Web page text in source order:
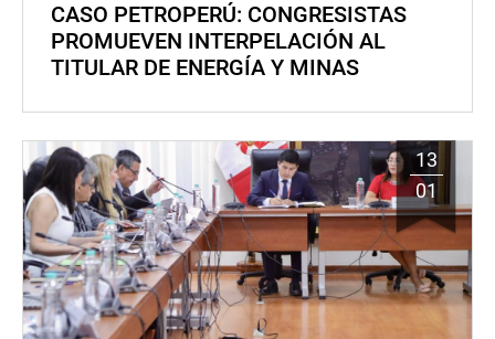
CASO PETROPERÚ: CONGRESISTAS
PROMUEVEN INTERPELACIÓN AL
TITULAR DE ENERGÍA Y MINAS
13
01